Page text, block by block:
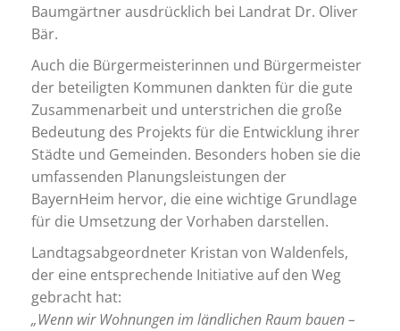
Baumgärtner ausdrücklich bei Landrat Dr. Oliver
Bär.
Auch die Bürgermeisterinnen und Bürgermeister
der beteiligten Kommunen dankten für die gute
Zusammenarbeit und unterstrichen die große
Bedeutung des Projekts für die Entwicklung ihrer
Städte und Gemeinden. Besonders hoben sie die
umfassenden Planungsleistungen der
BayernHeim hervor, die eine wichtige Grundlage
für die Umsetzung der Vorhaben darstellen.
Landtagsabgeordneter Kristan von Waldenfels,
der eine entsprechende Initiative auf den Weg
gebracht hat:
„Wenn wir Wohnungen im ländlichen Raum bauen –